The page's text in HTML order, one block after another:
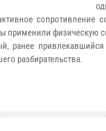
сопротивление
применили физическую
ранее
разбирательства.